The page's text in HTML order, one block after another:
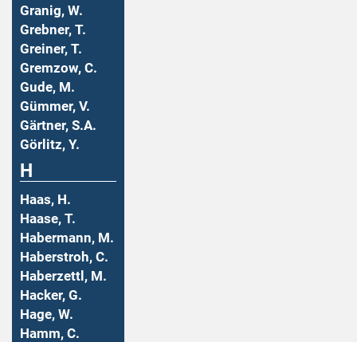
Granig, W.
Grebner, T.
Greiner, T.
Gremzow, C.
Gude, M.
Gümmer, V.
Gärtner, S.A.
Görlitz, Y.
H
Haas, H.
Haase, T.
Habermann, M.
Haberstroh, C.
Haberzettl, M.
Hacker, G.
Hage, W.
Hamm, C.